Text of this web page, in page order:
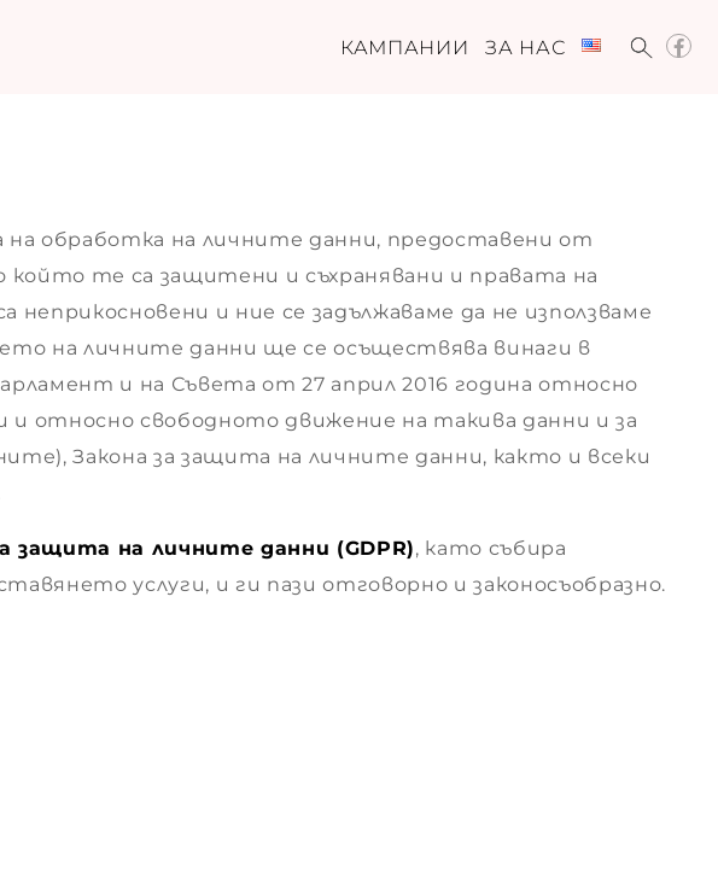
КАМПАНИИ ЗА НАС
обработка на личните данни, предоставени от
те са защитени и съхранявани и правата на
и ние се задължаваме да не използваме
на личните данни ще се осъществява винаги в
и на Съвета от 27 април 2016 година относно
относно свободното движение на такива данни и за
Закона за защита на личните данни, както и всеки
защита на личните данни (GDPR), като събира
услуги, и ги пази отговорно и законосъобразно.